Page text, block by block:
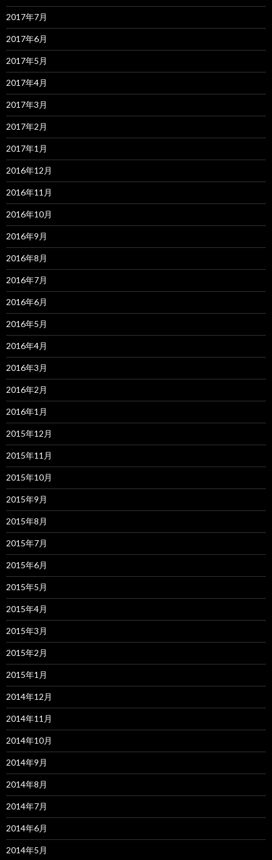
2017年7月
2017年6月
2017年5月
2017年4月
2017年3月
2017年2月
2017年1月
2016年12月
2016年11月
2016年10月
2016年9月
2016年8月
2016年7月
2016年6月
2016年5月
2016年4月
2016年3月
2016年2月
2016年1月
2015年12月
2015年11月
2015年10月
2015年9月
2015年8月
2015年7月
2015年6月
2015年5月
2015年4月
2015年3月
2015年2月
2015年1月
2014年12月
2014年11月
2014年10月
2014年9月
2014年8月
2014年7月
2014年6月
2014年5月